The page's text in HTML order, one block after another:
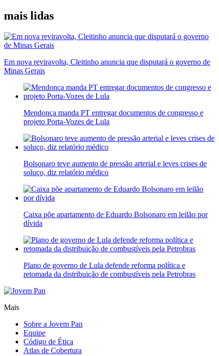
mais lidas
Em nova reviravolta, Cleitinho anuncia que disputará o governo de
Minas Gerais
Mendonça manda PT entregar documentos de congresso e
projeto Porta-Vozes de Lula
Bolsonaro teve aumento de pressão arterial e leves crises de
soluço, diz relatório médico
Caixa põe apartamento de Eduardo Bolsonaro em leilão por
dívida
Plano de governo de Lula defende reforma política e
retomada da distribuição de combustíveis pela Petrobras
Mais
Sobre a Jovem Pan
Equipe
Código de Ética
Atlas de Cobertura